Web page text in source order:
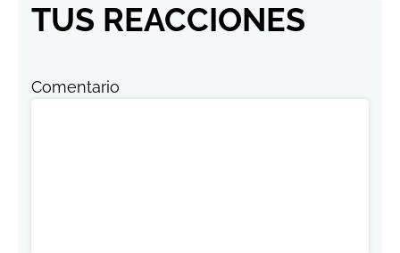
TUS REACCIONES
Comentario